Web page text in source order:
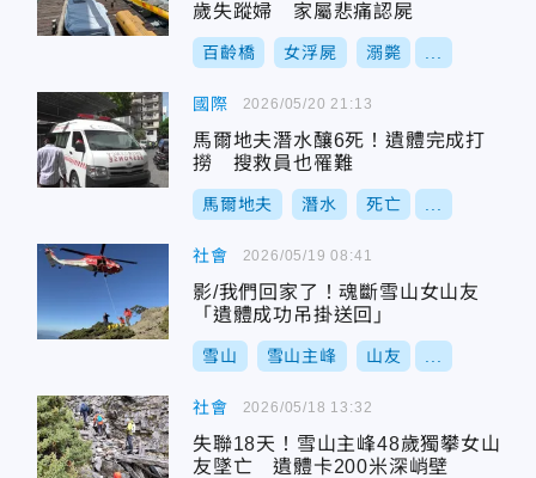
歲失蹤婦 家屬悲痛認屍
百齡橋 女浮屍 溺斃
國際
馬爾地夫潛水釀6死！遺體完成打
撈 搜救員也罹難
馬爾地夫 潛水 死亡
2026/05/20 21:13
社會
影/我們回家了！魂斷雪山女山友
「遺體成功吊掛送回」
雪山 雪山主峰 山友
2026/05/19 08:41
社會
失聯18天！雪山主峰48歲獨攀女山
友墜亡 遺體卡200米深峭壁
2026/05/18 13:32